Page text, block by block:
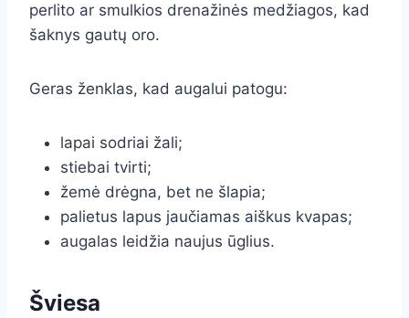
perlito ar smulkios drenažinės medžiagos, kad
šaknys gautų oro.
Geras ženklas, kad augalui patogu:
lapai sodriai žali;
stiebai tvirti;
žemė drėgna, bet ne šlapia;
palietus lapus jaučiamas aiškus kvapas;
augalas leidžia naujus ūglius.
Šviesa